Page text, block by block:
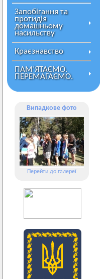
Запобігання та
протидія
домашньому
насильству
Краєзнавство
ПАМ’ЯТАЄМО.
ПЕРЕМАГАЄМО.
Випадкове фото
Перейти до галереї